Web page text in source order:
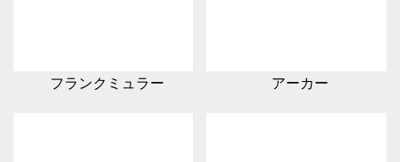
フランクミュラー アーカー